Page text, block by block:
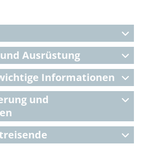
Ausrüstung
Informationen
und